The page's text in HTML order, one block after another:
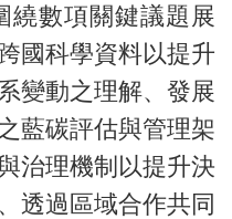
數項關鍵議題展
國科學資料以提升
變動之理解、發展
藍碳評估與管理架
治理機制以提升決
透過區域合作共同